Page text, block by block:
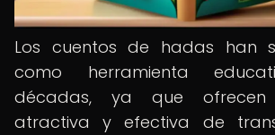
Los cuentos de hadas han
como herramienta
décadas, ya que
atractiva y efectiva de